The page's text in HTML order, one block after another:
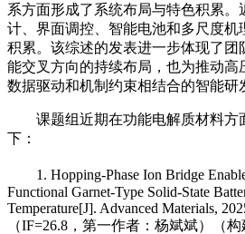
系方面形成了系统布局与特色积累
计、界面调控、智能电池和多尺度机
积累。该综述的发表进一步体现了团
能交叉方向的持续布局，也为推动高
数据驱动和机制约束相结合的智能研
课题组近期在功能电解质材料方
下：
1. Hopping-Phase Ion Bridge
Functional Garnet-Type Solid-State
Temperature[J]. Advanced Materials,
（IF=26.8，第一作者：杨斌斌）（